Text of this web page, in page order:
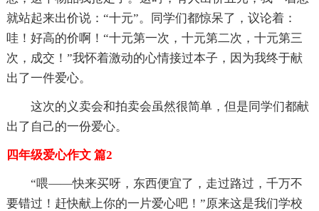
就站起来出价说：“十元”。同学们都惊呆了，议论着：
哇！好高的价啊！“十元第一次，十元第二次，十元第三
次，成交！”我怀着激动的心情接过本子，因为我终于献
出了一件爱心。
这次的义卖会和拍卖会虽然很简单，但是同学们都献
出了自己的一份爱心。
四年级爱心作文 篇2
“喂——快来买呀，东西便宜了，走过路过，千万不
要错过！赶快献上你的一片爱心吧！”原来这是我们学校